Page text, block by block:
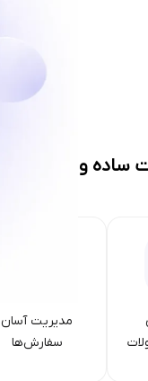
ساده و حرفه‌ای
مدیریت آسان
سفارش‌ها